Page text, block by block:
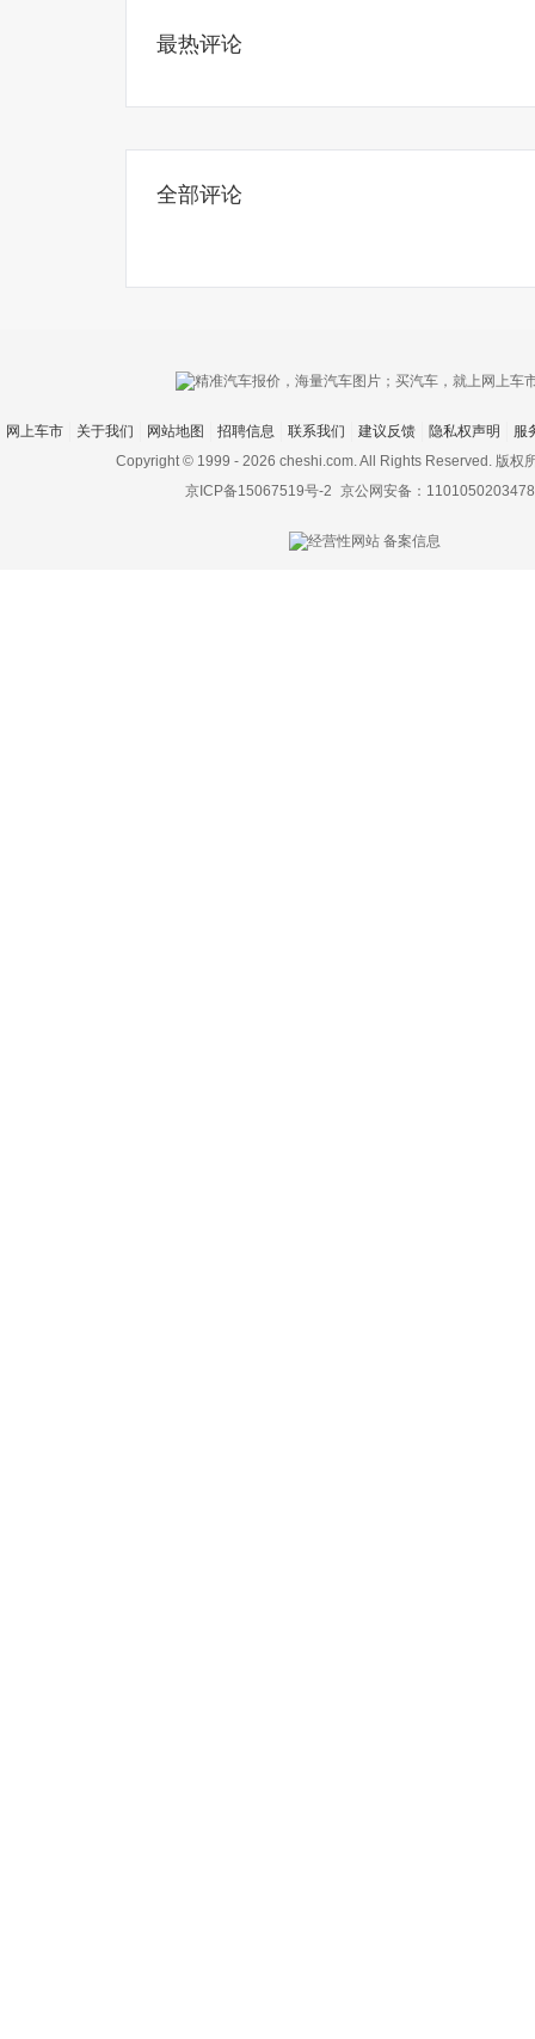
最热评论
全部评论
网上车市 关于我们 网站地图 招聘信息 联系我们 建议反馈 隐私权声明
服
Copyright © 1999 - 2026 cheshi.com. All Rights Reserved. 版权
京ICP备15067519号-2 京公网安备：